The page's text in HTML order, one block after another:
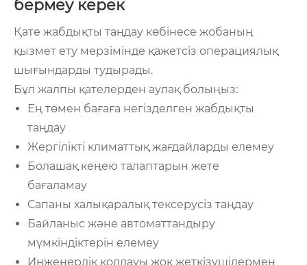
бермеу керек
Қате жабдықты таңдау көбінесе жобаның
қызмет ету мерзімінде қажетсіз операциялық
шығындарды тудырады.
Бұл жалпы қателерден аулақ болыңыз:
Ең төмен бағаға негізделген жабдықты
таңдау
Жергілікті климаттық жағдайларды елемеу
Болашақ кеңею талаптарын жете
бағаламау
Сапаны халықаралық тексерусіз таңдау
Байланыс және автоматтандыру
мүмкіндіктерін елемеу
Инженерлік қолдауы жоқ жеткізушілермен